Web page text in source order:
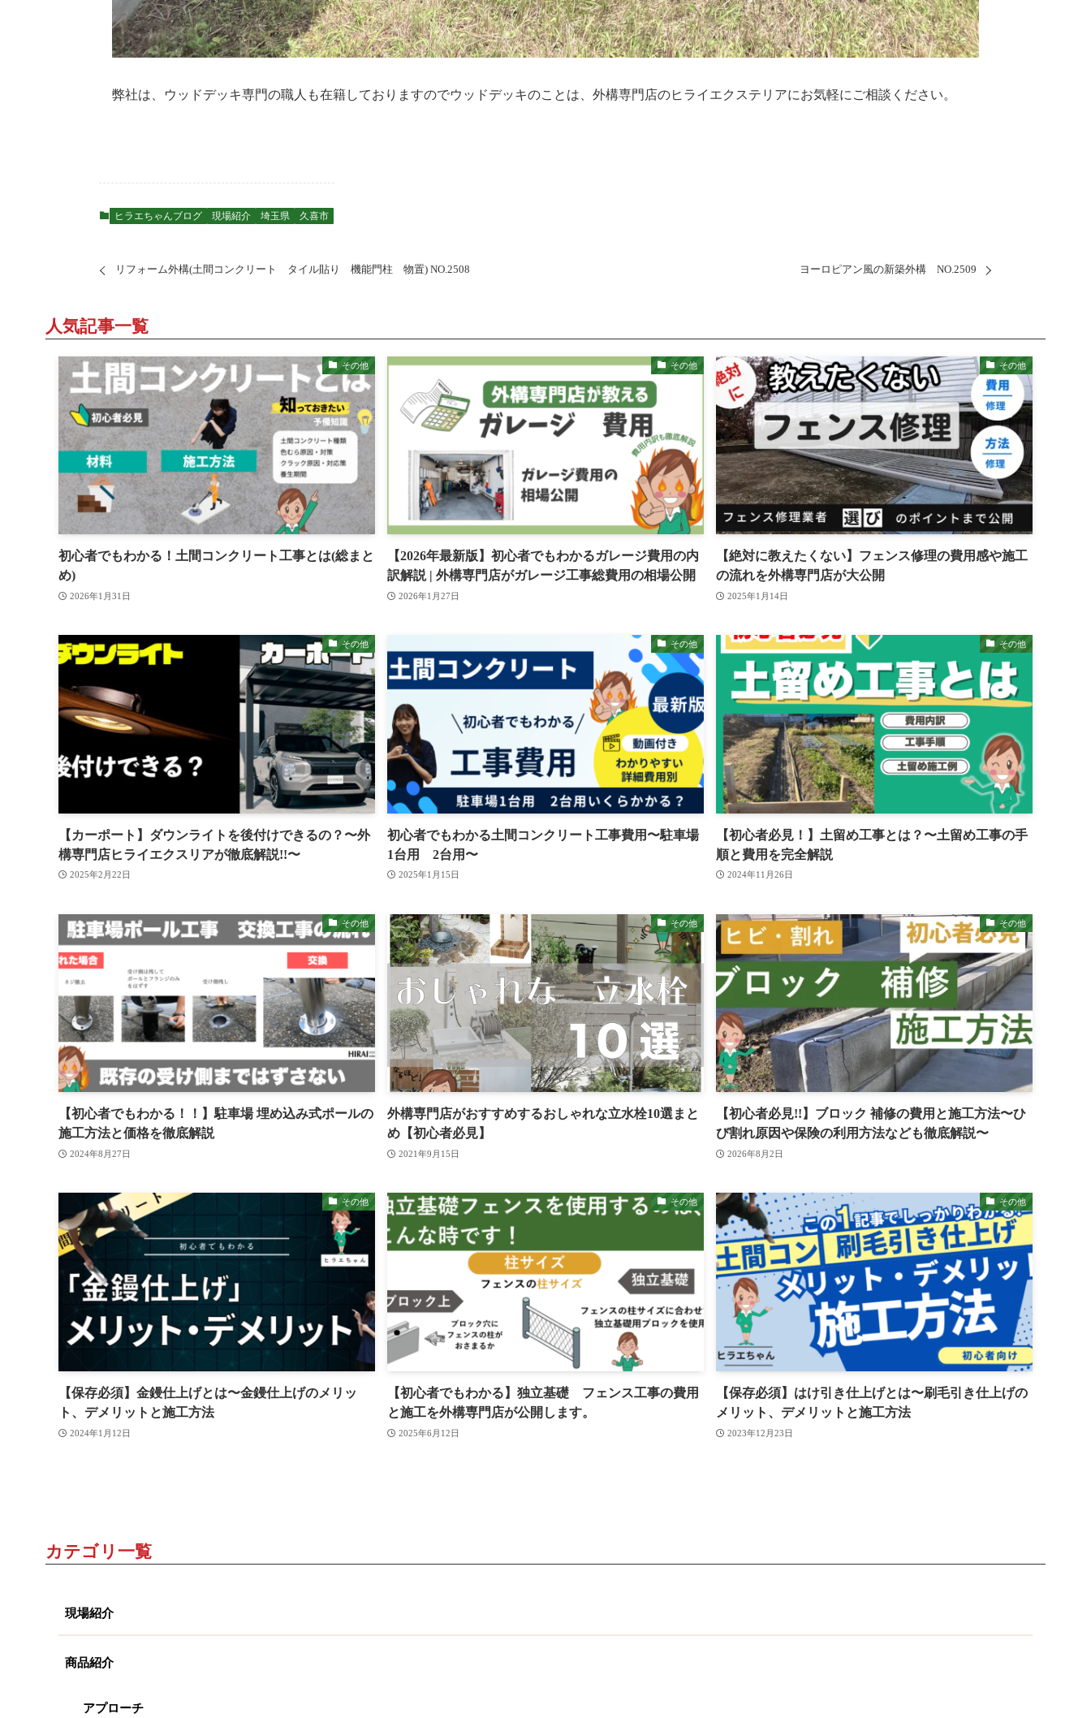
弊社は、ウッドデッキ専門の職人も在籍しておりますのでウッドデッキのことは、外構専門店のヒライエクステリアにお気軽にご相談ください。
ヒラエちゃんブログ 現場紹介 埼玉県 久喜市
リフォーム外構(土間コンクリート タイル貼り 機能門柱 物置) NO.2508 ヨーロピアン風の新築外構 NO.2509
人気記事一覧
その他
初心者でもわかる！土間コンクリート工事とは(総まと
め)
2026年1月31日
その他
【2026年最新版】初心者でもわかるガレージ費用の内
訳解説 | 外構専門店がガレージ工事総費用の相場公開
2026年1月27日
その他
【絶対に教えたくない】フェンス修理の費用感や施工
の流れを外構専門店が大公開
2025年1月14日
その他
【カーポート】ダウンライトを後付けできるの？〜外
構専門店ヒライエクスリアが徹底解説!!〜
2025年2月22日
その他
初心者でもわかる土間コンクリート工事費用〜駐車場
1台用 2台用〜
2025年1月15日
その他
【初心者必見！】土留め工事とは？〜土留め工事の手
順と費用を完全解説
2024年11月26日
その他
【初心者でもわかる！！】駐車場 埋め込み式ポールの
施工方法と価格を徹底解説
2024年8月27日
その他
外構専門店がおすすめするおしゃれな立水栓10選まと
め【初心者必見】
2021年9月15日
その他
【初心者必見!!】ブロック 補修の費用と施工方法〜ひ
び割れ原因や保険の利用方法なども徹底解説〜
2026年8月2日
その他
【保存必須】金鏝仕上げとは〜金鏝仕上げのメリッ
ト、デメリットと施工方法
2024年1月12日
その他
【初心者でもわかる】独立基礎 フェンス工事の費用
と施工を外構専門店が公開します。
2025年6月12日
その他
【保存必須】はけ引き仕上げとは〜刷毛引き仕上げの
メリット、デメリットと施工方法
2023年12月23日
カテゴリ一覧
現場紹介
商品紹介
アプローチ